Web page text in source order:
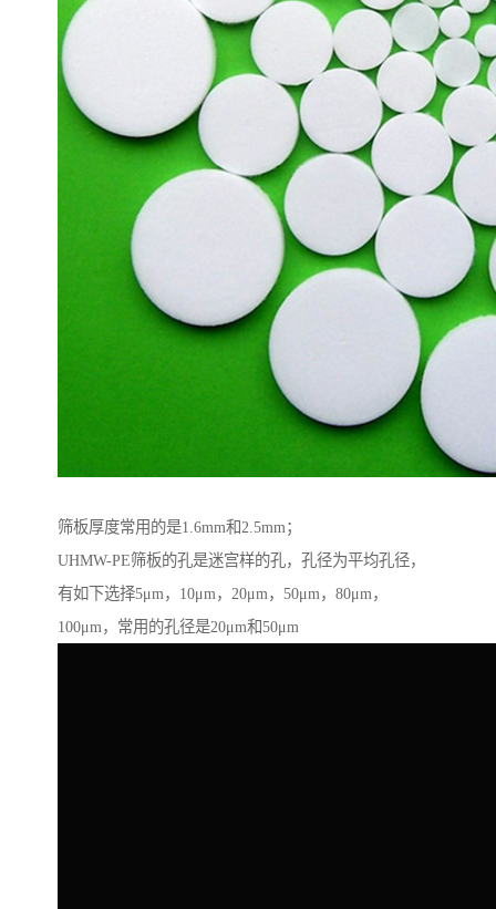
筛板厚度常用的是1.6mm和2.5mm；
UHMW-PE筛板的孔是迷宫样的孔，孔径为平均孔径，
有如下选择5μm，10μm，20μm，50μm，80μm，
100μm，常用的孔径是20μm和50μm